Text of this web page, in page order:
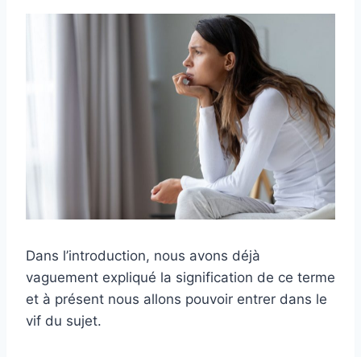
Dans l’introduction, nous avons déjà
vaguement expliqué la signification de ce terme
et à présent nous allons pouvoir entrer dans le
vif du sujet.